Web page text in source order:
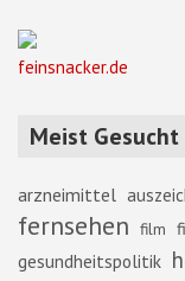
feinsnacker.de
Meist Gesucht
arzneimittel
fernsehen film
gesundheitspolitik